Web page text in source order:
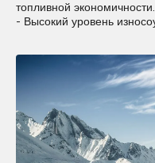
топливной экономичности.
- Высокий уровень